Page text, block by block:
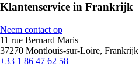
Klantenservice in Frankrijk
Neem contact op
11 rue Bernard Maris
37270 Montlouis-sur-Loire, Frankrijk
+33 1 86 47 62 58